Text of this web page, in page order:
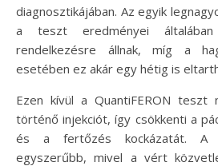
diagnosztikájában. Az egyik
a teszt eredményei
rendelkezésre állnak, míg a
esetében ez akár egy hétig is
Ezen kívül a QuantiFERON
történő injekciót, így csökkenti a
és a fertőzés kockázatát. A
egyszerűbb, mivel a vért